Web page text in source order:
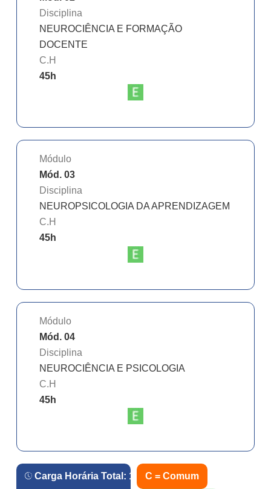
Disciplina
NEUROCIÊNCIA E FORMAÇÃO
DOCENTE
C.H
45h
Módulo
Mód. 03
Disciplina
NEUROPSICOLOGIA DA APRENDIZAGEM
C.H
45h
Módulo
Mód. 04
Disciplina
NEUROCIÊNCIA E PSICOLOGIA
C.H
45h
Carga Horária Total: 180 h.
C = Comum